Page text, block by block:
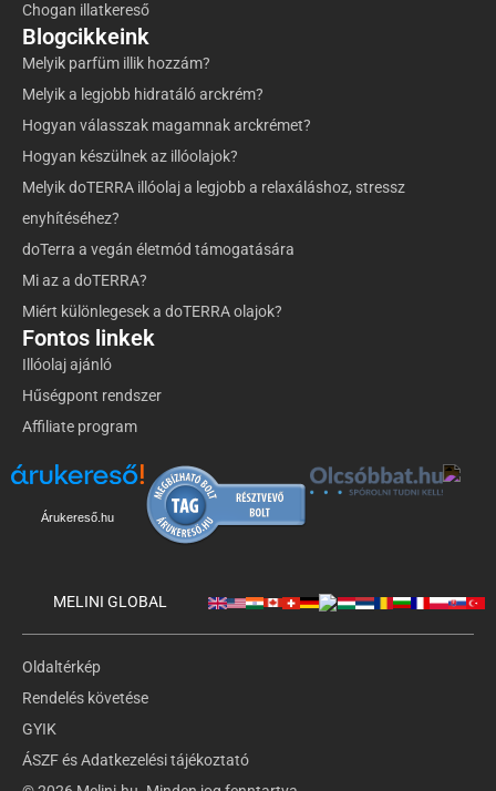
Chogan illatkereső
Blogcikkeink
Melyik parfüm illik hozzám?
Melyik a legjobb hidratáló arckrém?
Hogyan válasszak magamnak arckrémet?
Hogyan készülnek az illóolajok?
Melyik doTERRA illóolaj a legjobb a relaxáláshoz, stressz
enyhítéséhez?
doTerra a vegán életmód támogatására
Mi az a doTERRA?
Miért különlegesek a doTERRA olajok?
Fontos linkek
Illóolaj ajánló
Hűségpont rendszer
Affiliate program
Árukereső.hu
MELINI GLOBAL
ÁSZF és Adatkezelési tájékoztató
GYIK
Rendelés követése
Oldaltérkép